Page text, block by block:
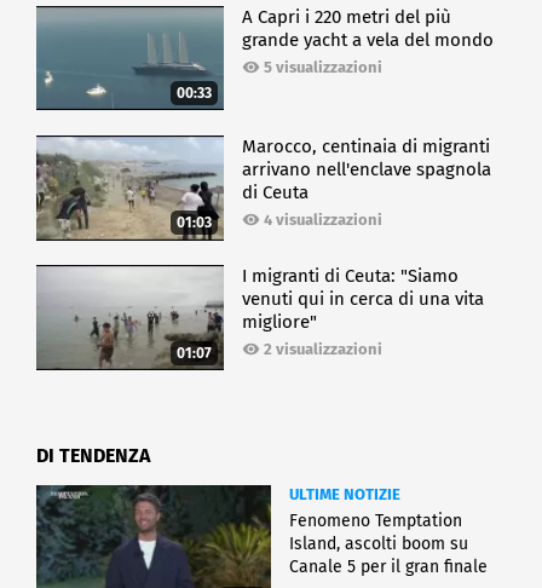
00:33
A Capri i 220 metri del più
grande yacht a vela del mondo
5 visualizzazioni
01:03
Marocco, centinaia di migranti
arrivano nell'enclave spagnola
di Ceuta
4 visualizzazioni
01:07
I migranti di Ceuta: "Siamo
venuti qui in cerca di una vita
migliore"
2 visualizzazioni
DI TENDENZA
ULTIME NOTIZIE
Fenomeno Temptation
Island, ascolti boom su
Canale 5 per il gran finale